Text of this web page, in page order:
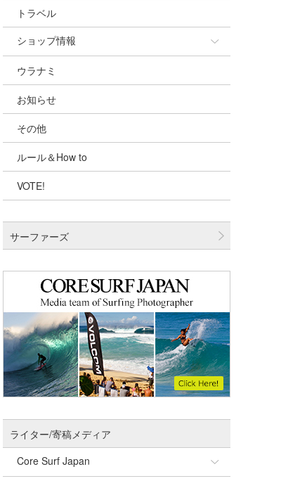
トラベル
ショップ情報
ショップ情報
湘南
千葉北
伊豆
千葉南
四国
沖縄
ウラナミ
お知らせ
その他
ルール＆How to
VOTE!
サーファーズ
ライター/寄稿メディア
Core Surf Japan